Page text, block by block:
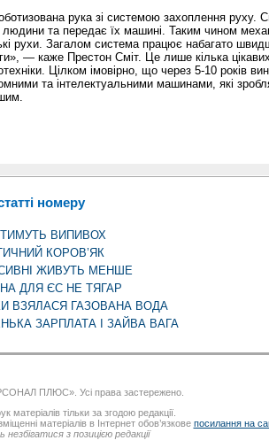
рука зі системою захоплення руху.
та передає їх машині. Таким чином
рухи. Загалом система працює набагато
— каже Престон Сміт. Це лише кілька цікавих
Цілком імовірно, що через 5-10 років
та інтелектуальними машинами, які
номеру
ВИПИВОХ
КОРОВ’ЯК
ЖИВУТЬ МЕНШЕ
ДЛЯ ЄС НЕ ТЯГАР
ВЗЯЛАСЯ ГАЗОВАНА ВОДА
ЗАРПЛАТА І ЗАЙВА ВАГА
ПЛЮС». Усі права застережено.
матеріалів тільки за згодою редакції.
матеріалів в Інтернет обов’язкове посилання на
з позицією редакції